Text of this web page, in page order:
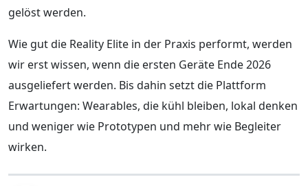
gelöst werden.
Wie gut die Reality Elite in der Praxis performt, werden
wir erst wissen, wenn die ersten Geräte Ende 2026
ausgeliefert werden. Bis dahin setzt die Plattform
Erwartungen: Wearables, die kühl bleiben, lokal denken
und weniger wie Prototypen und mehr wie Begleiter
wirken.